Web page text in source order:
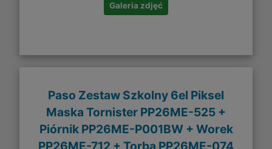
Galeria zdjęć
Paso Zestaw Szkolny 6el Piksel
Maska Tornister PP26ME-525 +
Piórnik PP26ME-P001BW + Worek
PP26ME-712 + Torba PP26ME-074